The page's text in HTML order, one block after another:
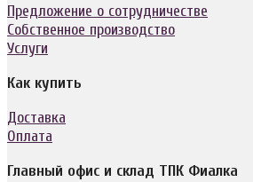
Предложение о сотрудничестве
Собственное производство
Услуги
Как купить
Доставка
Оплата
Главный офис и склад ТПК Фиалка